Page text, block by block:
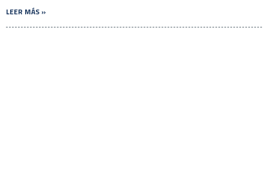
LEER MÁS »